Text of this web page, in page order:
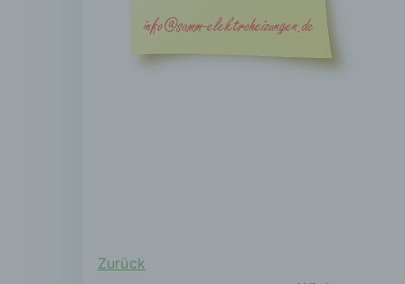
Zurück